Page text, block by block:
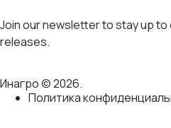
Join our newsletter to stay up
releases.
Инагро © 2026.
Политика